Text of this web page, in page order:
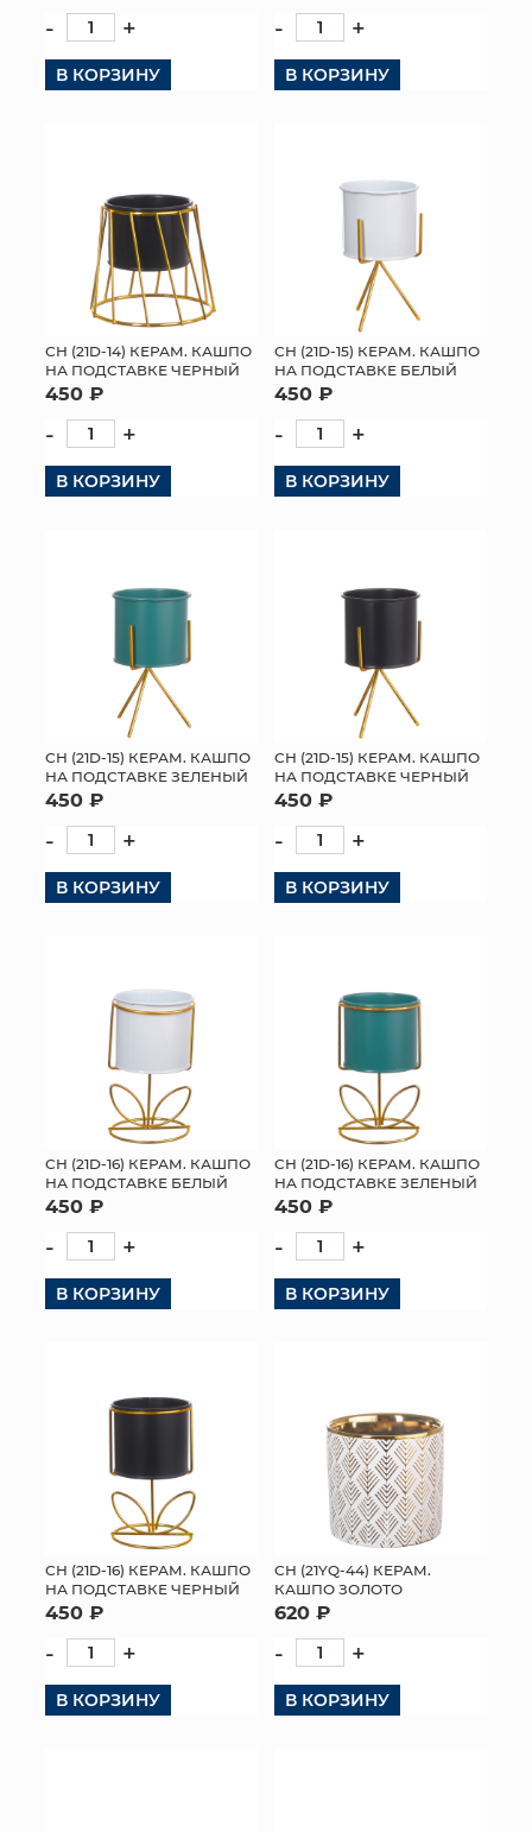
- +
В КОРЗИНУ
- +
В КОРЗИНУ
СН (21D-14) КЕРАМ. КАШПО
НА ПОДСТАВКЕ ЧЕРНЫЙ
450 ₽
- +
В КОРЗИНУ
СН (21D-15) КЕРАМ. КАШПО
НА ПОДСТАВКЕ БЕЛЫЙ
450 ₽
- +
В КОРЗИНУ
СН (21D-15) КЕРАМ. КАШПО
НА ПОДСТАВКЕ ЗЕЛЕНЫЙ
450 ₽
- +
В КОРЗИНУ
СН (21D-15) КЕРАМ. КАШПО
НА ПОДСТАВКЕ ЧЕРНЫЙ
450 ₽
- +
В КОРЗИНУ
СН (21D-16) КЕРАМ. КАШПО
НА ПОДСТАВКЕ БЕЛЫЙ
450 ₽
- +
В КОРЗИНУ
СН (21D-16) КЕРАМ. КАШПО
НА ПОДСТАВКЕ ЗЕЛЕНЫЙ
450 ₽
- +
В КОРЗИНУ
СН (21D-16) КЕРАМ. КАШПО
НА ПОДСТАВКЕ ЧЕРНЫЙ
450 ₽
- +
В КОРЗИНУ
СН (21YQ-44) КЕРАМ.
КАШПО ЗОЛОТО
620 ₽
- +
В КОРЗИНУ